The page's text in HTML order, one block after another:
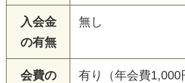
入会金
の有無
無し
会費の
有り（年会費1,000